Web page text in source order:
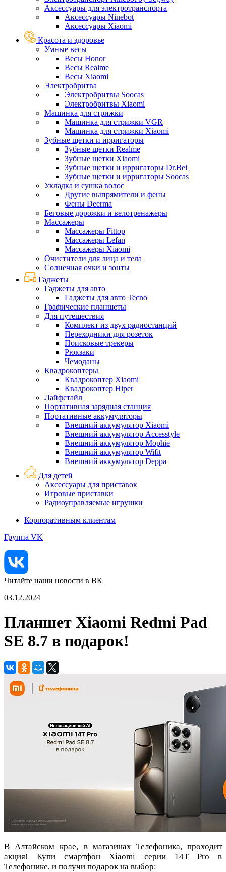
Аксессуары для электротранспорта
Аксессуары Ninebot
Аксессуары Xiaomi
Красота и здоровье
Умные весы
Весы Honor
Весы Realme
Весы Xiaomi
Электробритва
Электробритвы Soocas
Электробритвы Xiaomi
Машинка для стрижки
Машинка для стрижки VGR
Машинка для стрижки Xiaomi
Зубные щетки и ирригаторы
Зубные щетки Realme
Зубные щетки Xiaomi
Зубные щетки и ирригаторы Dr.Bei
Зубные щетки и ирригаторы Soocas
Укладка и сушка волос
Другие выпрямители и фены
Фены Deerma
Беговые дорожки и велотренажеры
Массажеры
Массажеры Fittop
Массажеры Lefan
Массажеры Xiaomi
Очистители для лица и тела
Солнечная очки и зонты
Гаджеты
Гаджеты для авто
Гаджеты для авто Tecno
Графические планшеты
Для путешествия
Комплект из двух радиостанций
Переходники для розеток
Поисковые трекеры
Рюкзаки
Чемоданы
Квадрокоптеры
Квадрокоптер Xiaomi
Квадрокоптер Hiper
Лайфстайл
Портативная зарядная станция
Портативные аккумуляторы
Внешний аккумулятор Xiaomi
Внешний аккумулятор Accesstyle
Внешний аккумулятор Mophie
Внешний аккумулятор Wifit
Внешний аккумулятор Deppa
Для детей
Аксессуары для приставок
Игровые приставки
Радиоуправляемые игрушки
Корпоративным клиентам
Группа VK
Читайте наши новости в ВК
03.12.2024
Планшет Xiaomi Redmi Pad
SE 8.7 в подарок!
В Алтайском крае, в магазинах Телефоника, проходит
акция! Купи смартфон Xiaomi серии 14T Pro в
Телефонике, и получи подарок на выбор: